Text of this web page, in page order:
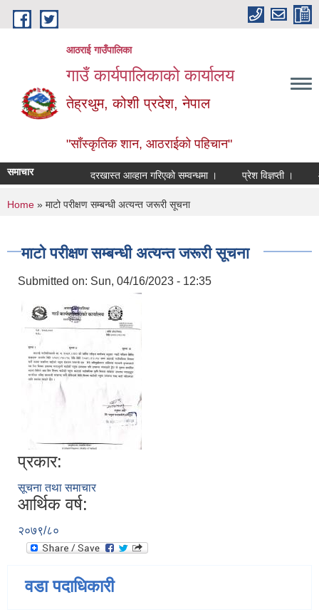
Skip to main content
आठराई गाउँपालिका
गाउँ कार्यपालिकाको कार्यालय
तेह्रथुम, कोशी प्रदेश, नेपाल
"साँस्कृतिक शान, आठराईको पहिचान"
समाचार दरखास्त आव्हान गरिएको सम्वन्धमा । प्रेश विज्ञप्ती ।
You are here
Home » माटो परीक्षण सम्बन्धी अत्यन्त जरूरी सूचना
माटो परीक्षण सम्बन्धी अत्यन्त जरूरी सूचना
Submitted on: Sun, 04/16/2023 - 12:35
प्रकार:
सूचना तथा समाचार
आर्थिक वर्ष:
२०७९/८०
वडा पदाधिकारी